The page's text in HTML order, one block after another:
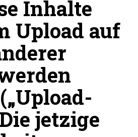
Inhalte
Upload auf
jetzige